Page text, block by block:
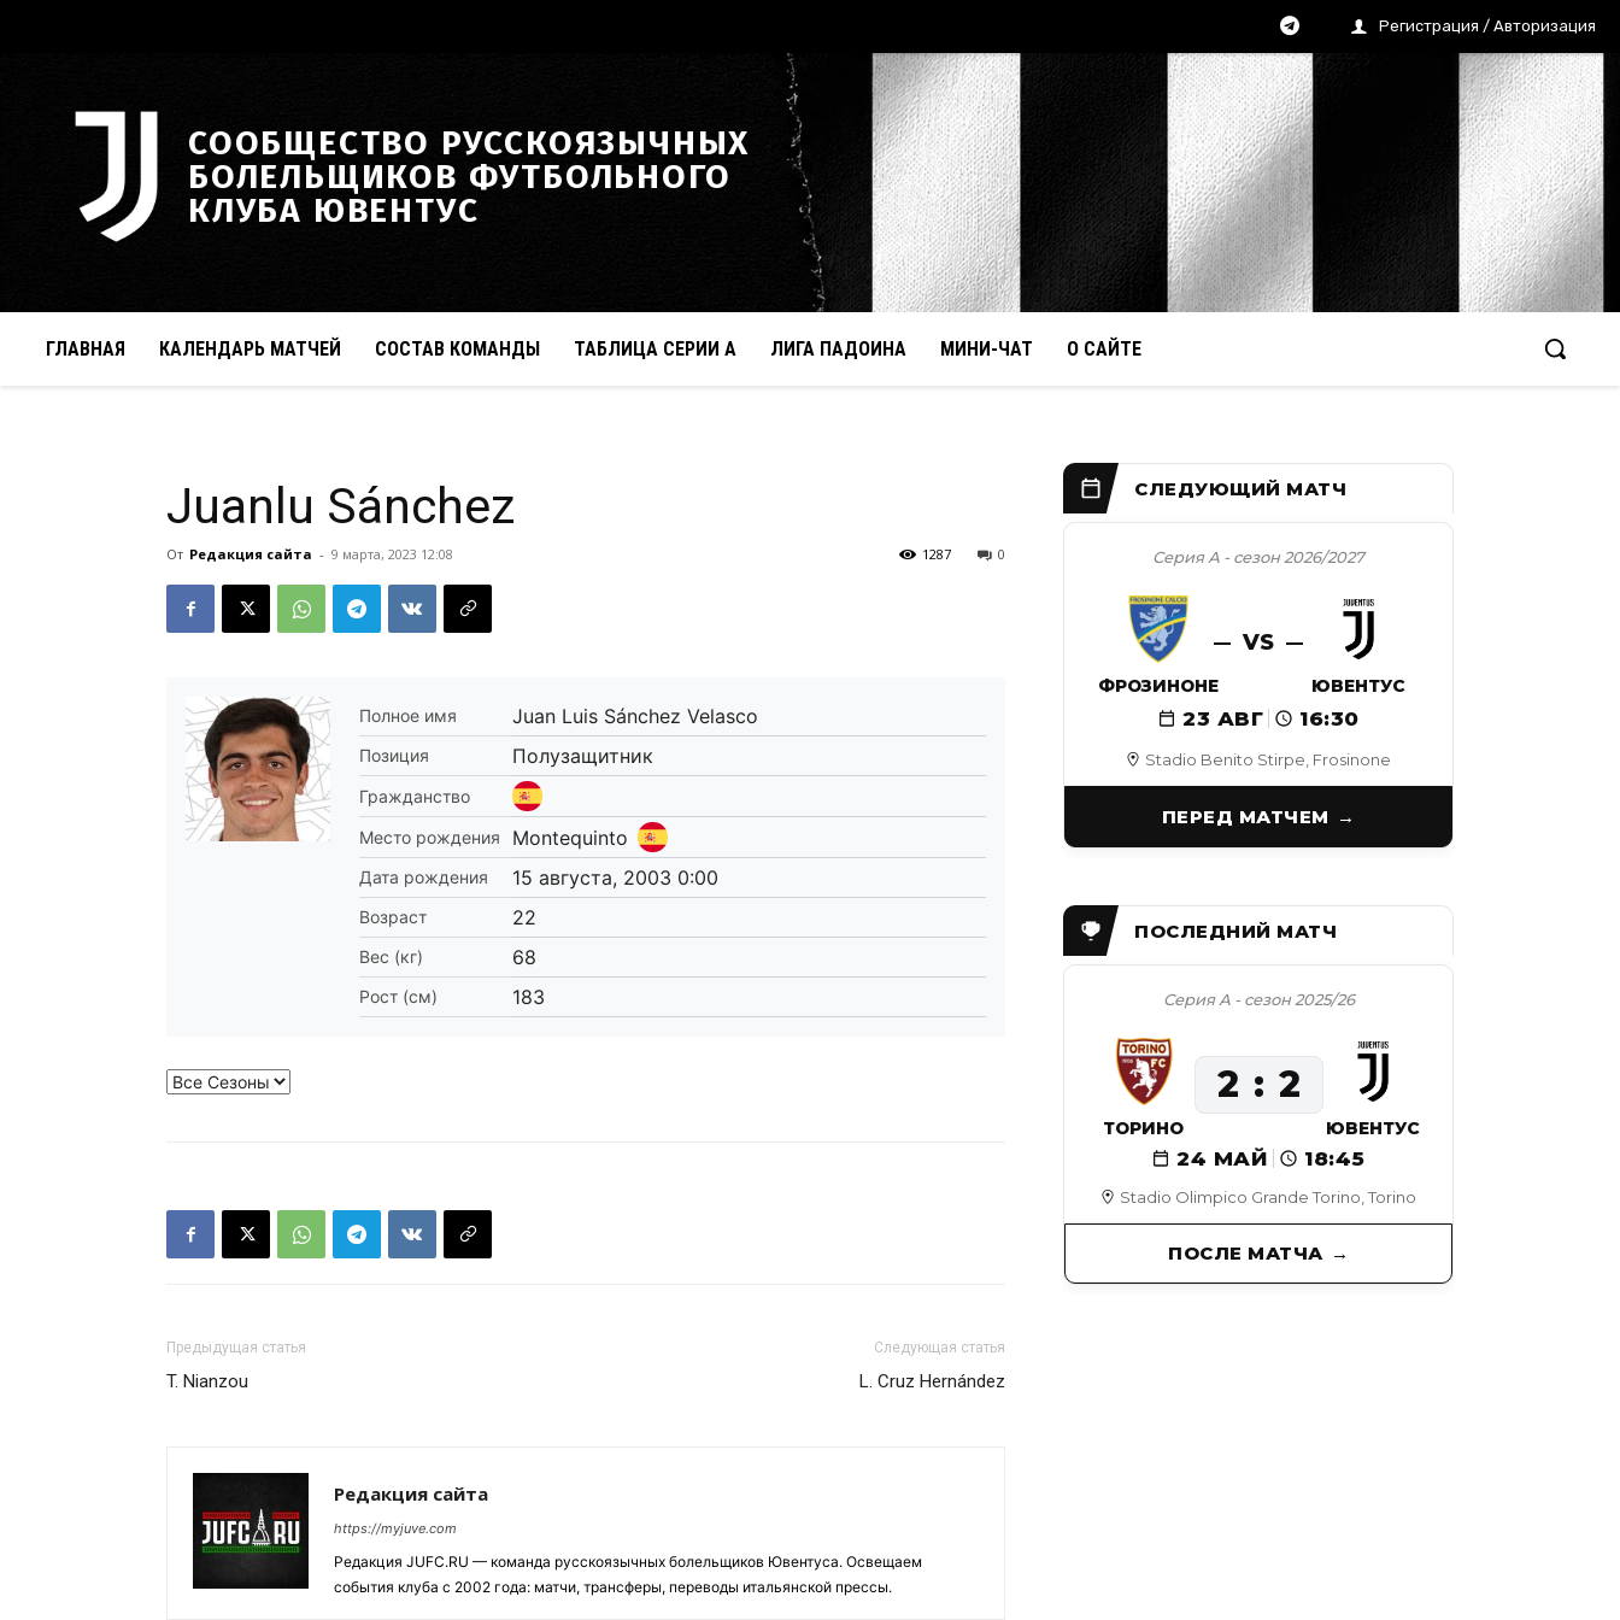
Регистрация / Авторизация
СООБЩЕСТВО РУССКОЯЗЫЧНЫХ
БОЛЕЛЬЩИКОВ ФУТБОЛЬНОГО
КЛУБА ЮВЕНТУС
ГЛАВНАЯ КАЛЕНДАРЬ МАТЧЕЙ СОСТАВ КОМАНДЫ ТАБЛИЦА СЕРИИ А ЛИГА ПАДОИНА МИНИ-ЧАТ О САЙТЕ
Juanlu Sánchez
От Редакция сайта - 9 марта, 2023 12:08 0
1287
Полное имя Juan Luis Sánchez Velasco
Позиция Полузащитник
Гражданство
Место рождения
Montequinto
Дата рождения 15 августа, 2003 0:00
Возраст 22
Вес (кг) 68
Рост (см) 183
Предыдущая статья
T. Nianzou
Следующая статья
L. Cruz Hernández
Редакция сайта
https://myjuve.com
Редакция JUFC.RU — команда русскоязычных болельщиков Ювентуса. Освещаем
события клуба с 2002 года: матчи, трансферы, переводы итальянской прессы.
Stadio Benito Stirpe, Frosinone
Серия А - сезон 2026/2027
ФРОЗИНОНЕ
VS
ЮВЕНТУС
23 АВГ 16:30
ПЕРЕД МАТЧЕМ
Stadio Olimpico Grande Torino, Torino
Серия А - сезон 2025/26
24 МАЙ 18:45
ТОРИНО
2 2
ЮВЕНТУС
ПОСЛЕ МАТЧА